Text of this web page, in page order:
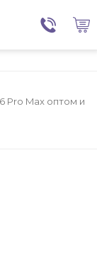
Pro Max оптом и